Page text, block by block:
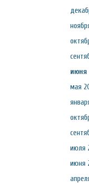
июня
мая
июля
июня